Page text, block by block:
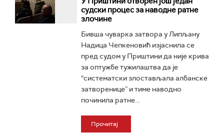
судски процес за наводне ратне
злочине
Бивша чуварка затвора у Липљану
Надица Чепкеновић изјаснила се
пред судом у Приштини да није крива
за оптужбе тужилаштва да је
“систематски злостављала албанске
затворенице” и тиме наводно
починила ратне...
Прочитај